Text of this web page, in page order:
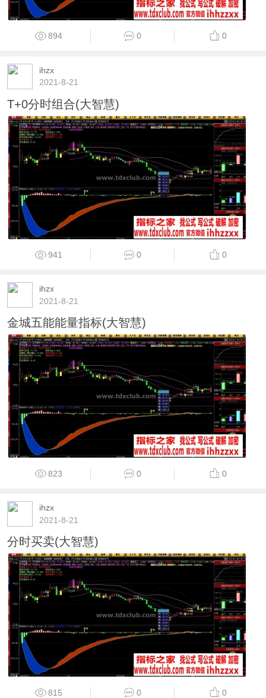
894 0 0
ihzx
2021-8-21
T+0分时组合(大智慧)
941 0 0
ihzx
2021-8-21
金城五能能量指标(大智慧)
823 0 0
ihzx
2021-8-21
分时买卖(大智慧)
815 0 0